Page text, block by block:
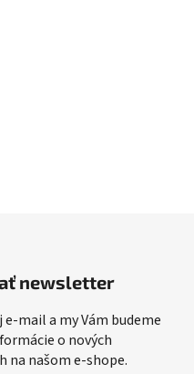
newsletter
mail a my Vám budeme
o nových
na našom e-shope.